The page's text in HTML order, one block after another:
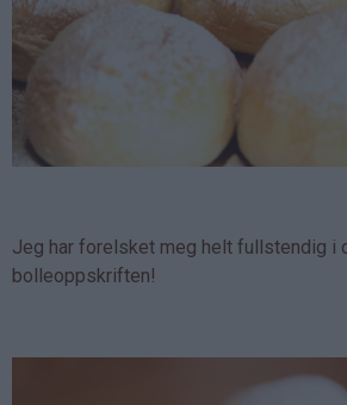
Jeg har forelsket meg helt fullstendig i
bolleoppskriften!